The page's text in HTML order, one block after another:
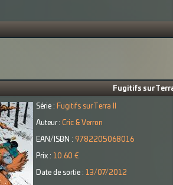
Fugitifs sur
Série : Fugitifs sur Terra II
Auteur : Cric & Verron
EAN/ISBN : 9782205068016
Prix : 10.60 €
Date de sortie : 13/07/2012